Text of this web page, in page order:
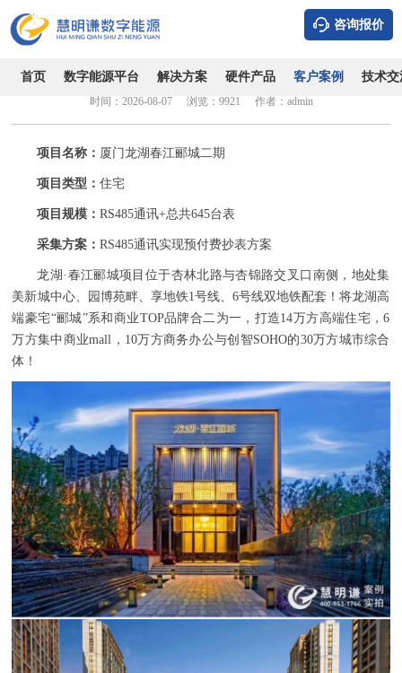
咨询报价
首页 数字能源平台 解决方案 硬件产品 客户案例 技术交
厦门龙湖春江郦城二期-应用RS485通讯实现远程预付费抄表
时间：2026-08-07 浏览：9921 作者：admin
项目名称： 厦门龙湖春江郦城二期
项目类型：住宅
项目规模：RS485通讯+总共645台表
采集方案：RS485通讯实现预付费抄表方案
龙湖·春江郦城项目位于杏林北路与杏锦路交叉口南侧，地处集
美新城中心、园博苑畔、享地铁1号线、6号线双地铁配套！将龙湖高
端豪宅“郦城”系和商业TOP品牌合二为一，打造14万方高端住宅，6
万方集中商业mall，10万方商务办公与创智SOHO的30万方城市综合
体！